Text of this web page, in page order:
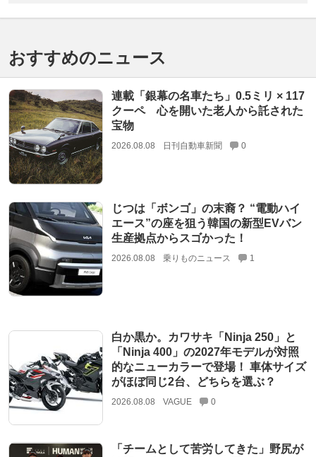
おすすめのニュース
連載「銀幕の名車たち」0.5ミリ × 117
クーペ 心を開いた老人から託された
宝物
2026.08.08 日刊自動車新聞 0
じつは「ボンゴ」の末裔？ “電動ハイ
エース”の座を狙う韓国の新型EVバン
生産拠点からスゴかった！
2026.08.08 乗りものニュース 1
白か黒か。カワサキ「Ninja 250」と
「Ninja 400」の2027年モデルが対照
的なニューカラーで登場！ 車体サイズ
がほぼ同じ2台、どちらを選ぶ？
2026.08.08 VAGUE 0
「チームとして苦労してきた」野尻が